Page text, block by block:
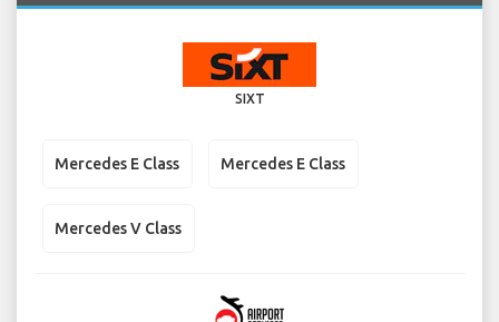
SIXT
Mercedes E Class Mercedes E Class
Mercedes V Class